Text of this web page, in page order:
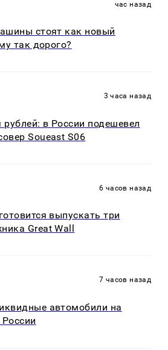
час назад
стоят как новый
так дорого?
3 часа назад
в России подешевел
Soueast S06
6 часов назад
выпускать три
Great Wall
7 часов назад
автомобили на